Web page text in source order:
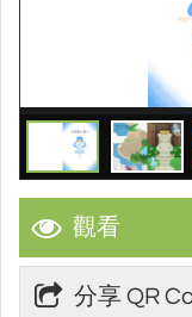
觀看
分享 QR